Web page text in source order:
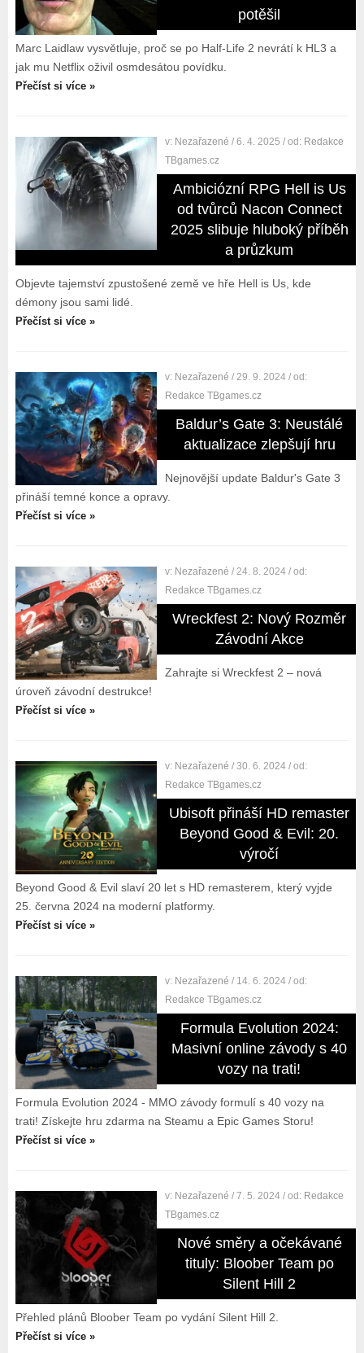
potěšil
Marc Laidlaw vysvětluje, proč se po Half-Life 2 nevrátí k HL3 a
jak mu Netflix oživil osmdesátou povídku.
Přečíst si více »
v: Nezařazené / 6. 4. 2025 / od: Redakce
TBgames.cz
Ambiciózní RPG Hell is Us
od tvůrců Nacon Connect
2025 slibuje hluboký příběh
a průzkum
Objevte tajemství zpustošené země ve hře Hell is Us, kde
démony jsou sami lidé.
Přečíst si více »
v: Nezařazené / 29. 9. 2024 / od:
Redakce TBgames.cz
Baldur’s Gate 3: Neustálé
aktualizace zlepšují hru
Nejnovější update Baldur's Gate 3
přináší temné konce a opravy.
Přečíst si více »
v: Nezařazené / 24. 8. 2024 / od:
Redakce TBgames.cz
Wreckfest 2: Nový Rozměr
Závodní Akce
Zahrajte si Wreckfest 2 – nová
úroveň závodní destrukce!
Přečíst si více »
v: Nezařazené / 30. 6. 2024 / od:
Redakce TBgames.cz
Ubisoft přináší HD remaster
Beyond Good & Evil: 20.
výročí
Beyond Good & Evil slaví 20 let s HD remasterem, který vyjde
25. června 2024 na moderní platformy.
Přečíst si více »
v: Nezařazené / 14. 6. 2024 / od:
Redakce TBgames.cz
Formula Evolution 2024:
Masivní online závody s 40
vozy na trati!
Formula Evolution 2024 - MMO závody formulí s 40 vozy na
trati! Získejte hru zdarma na Steamu a Epic Games Storu!
Přečíst si více »
v: Nezařazené / 7. 5. 2024 / od: Redakce
TBgames.cz
Nové směry a očekávané
tituly: Bloober Team po
Silent Hill 2
Přehled plánů Bloober Team po vydání Silent Hill 2.
Přečíst si více »